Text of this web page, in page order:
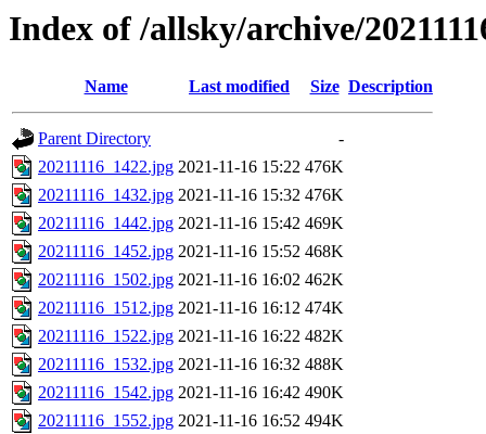
Index of /allsky/archive/
Name Last modified Size Description
Parent Directory
-
20211116_1422.jpg 2021-11-16 15:22 476K
20211116_1432.jpg 2021-11-16 15:32 476K
20211116_1442.jpg 2021-11-16 15:42 469K
20211116_1452.jpg 2021-11-16 15:52 468K
20211116_1502.jpg 2021-11-16 16:02 462K
20211116_1512.jpg 2021-11-16 16:12 474K
20211116_1522.jpg 2021-11-16 16:22 482K
20211116_1532.jpg 2021-11-16 16:32 488K
20211116_1542.jpg 2021-11-16 16:42 490K
20211116_1552.jpg 2021-11-16 16:52 494K